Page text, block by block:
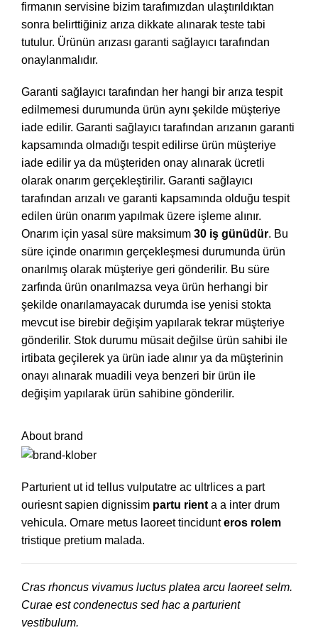
firmanın servisine bizim tarafımızdan ulaştırıldıktan
sonra belirttiğiniz arıza dikkate alınarak teste tabi
tutulur. Ürünün arızası garanti sağlayıcı tarafından
onaylanmalıdır.
Garanti sağlayıcı tarafından her hangi bir arıza tespit
edilmemesi durumunda ürün aynı şekilde müşteriye
iade edilir. Garanti sağlayıcı tarafından arızanın garanti
kapsamında olmadığı tespit edilirse ürün müşteriye
iade edilir ya da müşteriden onay alınarak ücretli
olarak onarım gerçekleştirilir. Garanti sağlayıcı
tarafından arızalı ve garanti kapsamında olduğu tespit
edilen ürün onarım yapılmak üzere işleme alınır.
Onarım için yasal süre maksimum 30 iş günüdür. Bu
süre içinde onarımın gerçekleşmesi durumunda ürün
onarılmış olarak müşteriye geri gönderilir. Bu süre
zarfında ürün onarılmazsa veya ürün herhangi bir
şekilde onarılamayacak durumda ise yenisi stokta
mevcut ise birebir değişim yapılarak tekrar müşteriye
gönderilir. Stok durumu müsait değilse ürün sahibi ile
irtibata geçilerek ya ürün iade alınır ya da müşterinin
onayı alınarak muadili veya benzeri bir ürün ile
değişim yapılarak ürün sahibine gönderilir.
About brand
Parturient ut id tellus vulputatre ac ultrlices a part
ouriesnt sapien dignissim partu rient a a inter drum
vehicula. Ornare metus laoreet tincidunteros rolem
tristique pretium malada.
Cras rhoncus vivamus luctus platea arcu laoreet selm.
Curae est condenectus sed hac a parturient
vestibulum.